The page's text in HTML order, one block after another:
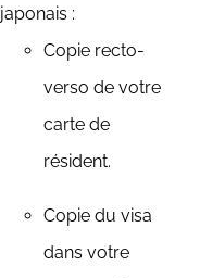
japonais :
Copie recto-
verso de votre
carte de
résident.
Copie du visa
dans votre